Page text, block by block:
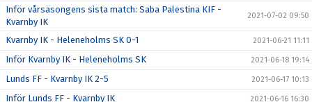
Inför vårsäsongens sista match: Saba Palestina KIF -
Kvarnby IK
2021-07-02 09:50
Kvarnby IK - Heleneholms SK 0-1 2021-06-21 11:11
Inför Kvarnby IK - Heleneholms SK 2021-06-18 19:14
Lunds FF - Kvarnby IK 2-5 2021-06-17 10:13
Inför Lunds FF - Kvarnby IK 2021-06-16 16:30